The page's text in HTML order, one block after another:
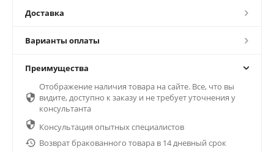
Доставка
Варианты оплаты
Преимущества

Отображение наличия товара на сайте. Все, что вы
видите, доступно к заказу и не требует уточнения у
консультанта
 Консультация опытных специалистов
 Возврат бракованного товара в 14 дневный срок